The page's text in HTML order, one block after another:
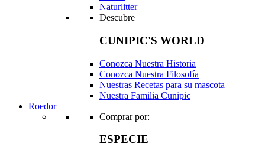
Naturlitter
Descubre
CUNIPIC'S WORLD
Conozca Nuestra Historia
Conozca Nuestra Filosofía
Nuestras Recetas para su mascota
Nuestra Familia Cunipic
Roedor
Comprar por:
ESPECIE